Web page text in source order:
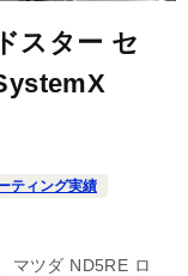
スター セ
ティング実績
マツダ ND5RE ロ